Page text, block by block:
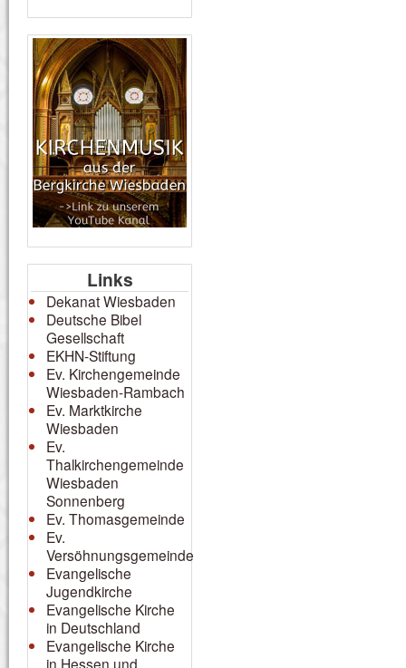
Links
Dekanat Wiesbaden
Deutsche Bibel
Gesellschaft
EKHN-Stiftung
Ev. Kirchengemeinde
Wiesbaden-Rambach
Ev. Marktkirche
Wiesbaden
Ev.
Thalkirchengemeinde
Wiesbaden
Sonnenberg
Ev. Thomasgemeinde
Ev.
Versöhnungsgemeinde
Evangelische
Jugendkirche
Evangelische Kirche
in Deutschland
Evangelische Kirche
in Hessen und